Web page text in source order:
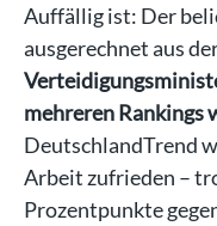
Auffällig ist: Der
ausgerechnet aus
mehreren Rankings
DeutschlandTrend
Arbeit zufrieden –
Prozentpunkte